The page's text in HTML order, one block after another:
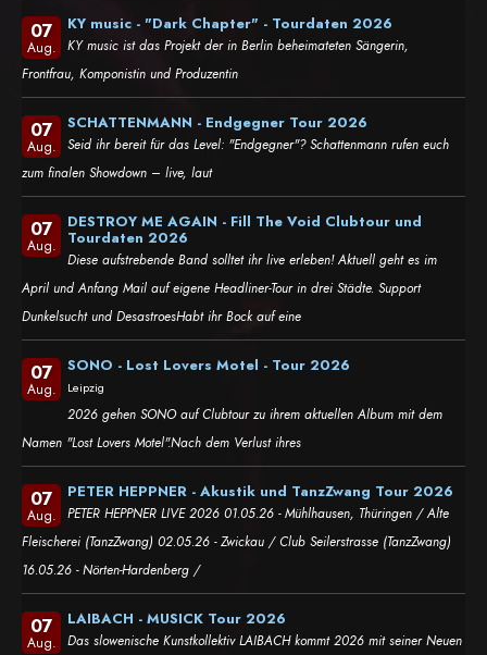
07
Aug.
KY music - "Dark Chapter" - Tourdaten 2026
KY music ist das Projekt der in Berlin beheimateten Sängerin,
Frontfrau, Komponistin und Produzentin
07
Aug.
SCHATTENMANN - Endgegner Tour 2026
Seid ihr bereit für das Level: "Endgegner"? Schattenmann rufen euch
zum finalen Showdown – live, laut
07
Aug.
DESTROY ME AGAIN - Fill The Void Clubtour und
Tourdaten 2026
Diese aufstrebende Band solltet ihr live erleben! Aktuell geht es im
April und Anfang Mail auf eigene Headliner-Tour in drei Städte. Support
Dunkelsucht und DesastroesHabt ihr Bock auf eine
07
Aug.
SONO - Lost Lovers Motel - Tour 2026
Leipzig
2026 gehen SONO auf Clubtour zu ihrem aktuellen Album mit dem
Namen "Lost Lovers Motel".Nach dem Verlust ihres
07
Aug.
PETER HEPPNER - Akustik und TanzZwang Tour 2026
PETER HEPPNER LIVE 2026 01.05.26 - Mühlhausen, Thüringen / Alte
Fleischerei (TanzZwang) 02.05.26 - Zwickau / Club Seilerstrasse (TanzZwang)
16.05.26 - Nörten-Hardenberg /
07
Aug.
LAIBACH - MUSICK Tour 2026
Das slowenische Kunstkollektiv LAIBACH kommt 2026 mit seiner Neuen